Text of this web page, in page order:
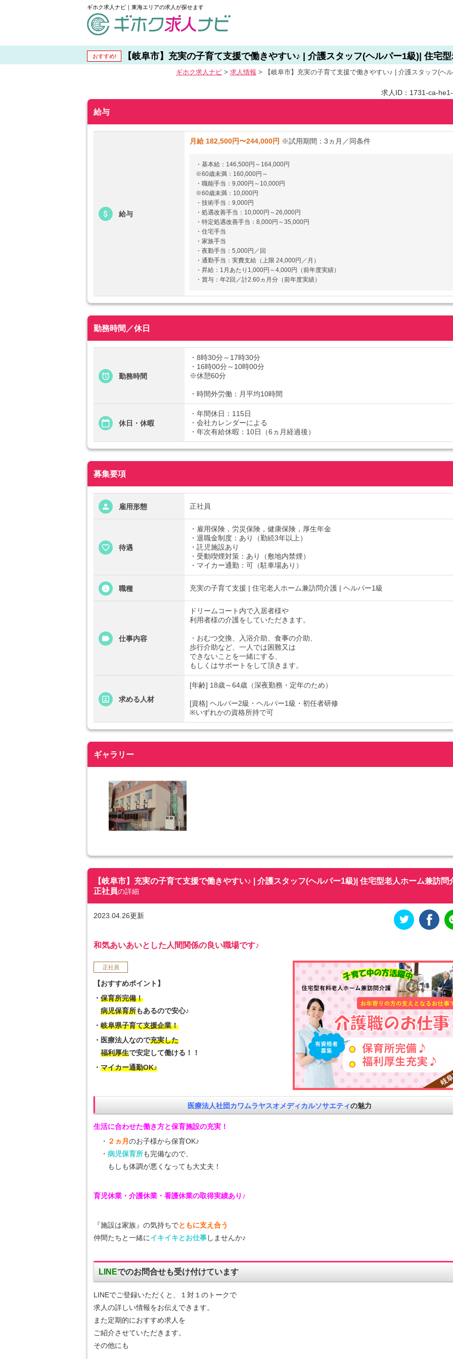
ギホク求人ナビ｜東海エリアの求人が探せます
おすすめ! 【岐阜市】充実の子育て支援で働きやすい♪ | 介護スタッフ(ヘルパー1級)| 住宅
ギホク求⼈ナビ > 求人情報 > 【岐阜市】充実の子育て支援で働きやすい♪ | 介護スタッフ(ヘ
求人ID：1731-ca-
給与
給与
月給 182,500円〜244,000円 ※試用期間：3ヵ月／同条件
・基本給：146,500円～164,000円
※60歳未満：160,000円～
・職能手当：9,000円～10,000円
※60歳未満：10,000円
・技術手当：9,000円
・処遇改善手当：10,000円～26,000円
・特定処遇改善手当：8,000円～35,000円
・住宅手当
・家族手当
・夜勤手当：5,000円／回
・通勤手当：実費支給（上限 24,000円／月）
・昇給：1月あたり1,000円～4,000円（前年度実績）
・賞与：年2回／計2.60ヵ月分（前年度実績）
勤務時間／休日
勤務時間
・8時30分～17時30分
・16時00分～10時00分
※休憩60分
・時間外労働：月平均10時間
休日・休暇
・年間休日：115日
・会社カレンダーによる
・年次有給休暇：10日（6ヵ月経過後）
募集要項
雇用形態 正社員
待遇
・雇用保険，労災保険，健康保険，厚生年金
・退職金制度：あり（勤続3年以上）
・託児施設あり
・受動喫煙対策：あり（敷地内禁煙）
・マイカー通勤：可（駐車場あり）
職種 充実の子育て支援 | 住宅老人ホーム兼訪問介護 | ヘルパー1級
仕事内容
ドリームコート内で入居者様や
利用者様の介護をしていただきます。
・おむつ交換、入浴介助、食事の介助、
歩行介助など、一人では困難又は
できないことを一緒にする、
もしくはサポートをして頂きます。
求める人材
[年齢] 18歳～64歳（深夜勤務・定年のため）
[資格] ヘルパー2級・ヘルパー1級・初任者研修
※いずれかの資格所持で可
ギャラリー
【岐阜市】充実の子育て支援で働きやすい♪ | 介護スタッフ(ヘルパー1級)| 住宅型老人ホーム兼訪問
正社員の詳細
2023.04.26更新
和気あいあいとした人間関係の良い職場です♪
正社員
【おすすめポイント】
・ 保育所完備！
病児保育所もあるので安心♪
・ 岐阜県子育て支援企業！
・医療法人なので充実した
福利厚生で安定して働ける！！
・ マイカー通勤OK♪
医療法人社団カワムラヤスオメディカルソサエティの魅力
生活に合わせた働き方と保育施設の充実！
・ ２ヵ月 のお子様から保育OK♪
・ 病児保育所も完備なので、
もしも体調が悪くなっても大丈夫！
育児休業・介護休業・看護休業の取得実績あり♪
『施設は家族』の気持ちでともに支え合う
仲間たちと一緒にイキイキとお仕事しませんか♪
LINEでのお問合せも受け付けています
LINEでご登録いただくと、１対１のトークで
求人の詳しい情報をお伝えできます。
また定期的におすすめ求人を
ご紹介させていただきます。
その他にも